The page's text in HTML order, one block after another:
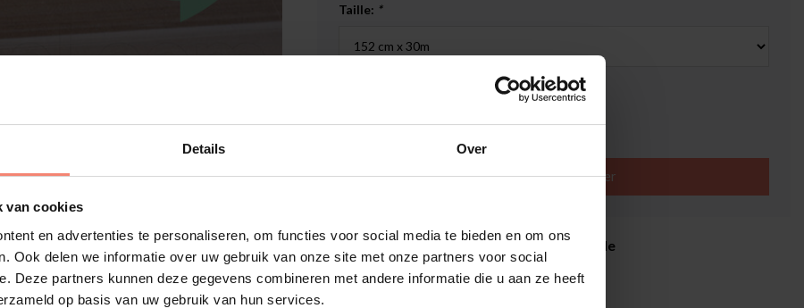
Details Over
van cookies
en advertenties te personaliseren, om functies voor social media te bieden en om ons
Ook delen we informatie over uw gebruik van onze site met onze partners voor social
Deze partners kunnen deze gegevens combineren met andere informatie die u aan ze heeft
op basis van uw gebruik van hun services.
Taille: *
€629,79
Ajouter au panier
Film de vitrage de qualité professionnelle
Délai de rétractation de 14 jours